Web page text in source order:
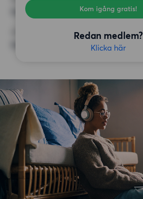
Kom igång gratis!
Redan medlem?
Klicka här
Inga speciella krav
ÖVRIGA PREFERENSER
Inga speciella preferenser